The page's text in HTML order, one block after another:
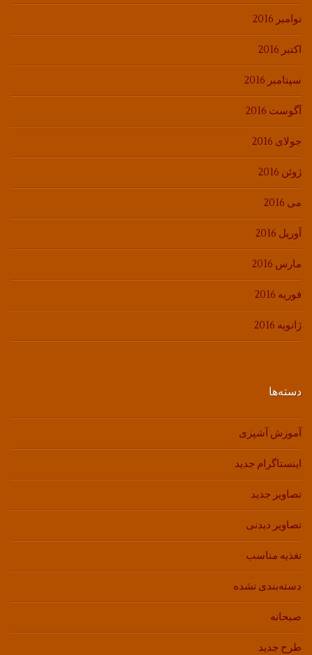
نوامبر 2016
اکتبر 2016
سپتامبر 2016
آگوست 2016
جولای 2016
ژوئن 2016
می 2016
آوریل 2016
مارس 2016
فوریه 2016
ژانویه 2016
دسته‌ها
آموزش آشپزی
اینستاگرام جدید
تصاویر جدید
تصاویر دیدنی
تغذیه مناسب
دسته‌بندی نشده
صبحانه
طرح جدید